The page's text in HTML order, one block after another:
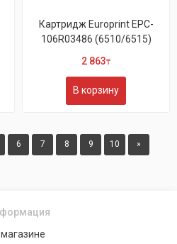
Картридж Europrint EPC-
106R03486 (6510/6515)
2 863₸
В корзину
6 7 8 9 10 »